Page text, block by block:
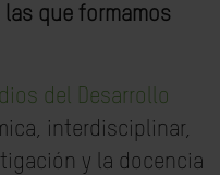
que formamos
del Desarrollo
interdisciplinar,
y la docencia